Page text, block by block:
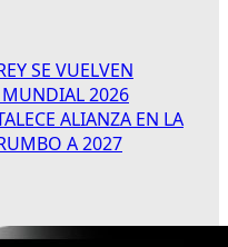
SE VUELVEN
MUNDIAL 2026
ALIANZA EN LA
A 2027